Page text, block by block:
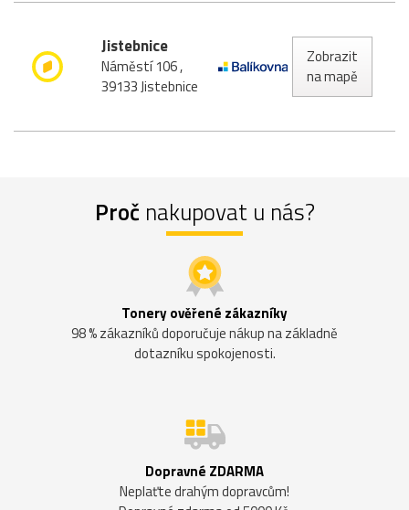
Jistebnice
Náměstí 106 ,
39133 Jistebnice
Zobrazit
na mapě
Proč nakupovat u nás?
Tonery ověřené zákazníky
98 % zákazníků doporučuje nákup na základně
dotazníku spokojenosti.
Dopravné ZDARMA
Neplaťte drahým dopravcům!